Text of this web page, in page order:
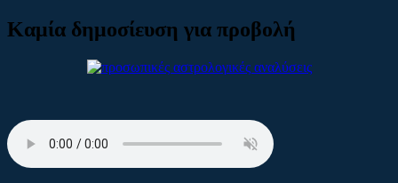
Καμία δημοσίευση για προβολή